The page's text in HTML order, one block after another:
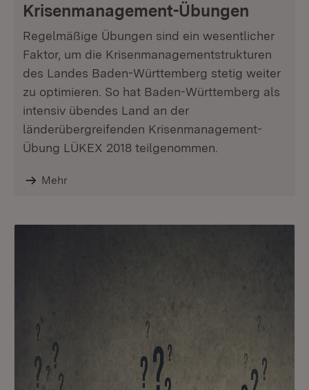
Krisenmanagement-Übungen
Regelmäßige Übungen sind ein wesentlicher
Faktor, um die Krisenmanagementstrukturen
des Landes Baden-Württemberg stetig weiter
zu optimieren. So hat Baden-Württemberg als
intensiv übendes Land an der
länderübergreifenden Krisenmanagement-
Übung LÜKEX 2018 teilgenommen.
Mehr